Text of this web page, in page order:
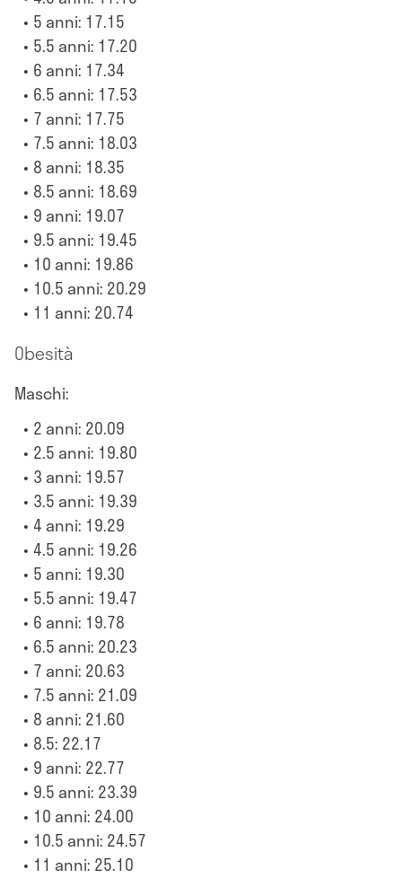
5 anni: 17.15
5.5 anni: 17.20
6 anni: 17.34
6.5 anni: 17.53
7 anni: 17.75
7.5 anni: 18.03
8 anni: 18.35
8.5 anni: 18.69
9 anni: 19.07
9.5 anni: 19.45
10 anni: 19.86
10.5 anni: 20.29
11 anni: 20.74
Obesità
Maschi:
2 anni: 20.09
2.5 anni: 19.80
3 anni: 19.57
3.5 anni: 19.39
4 anni: 19.29
4.5 anni: 19.26
5 anni: 19.30
5.5 anni: 19.47
6 anni: 19.78
6.5 anni: 20.23
7 anni: 20.63
7.5 anni: 21.09
8 anni: 21.60
8.5: 22.17
9 anni: 22.77
9.5 anni: 23.39
10 anni: 24.00
10.5 anni: 24.57
11 anni: 25.10